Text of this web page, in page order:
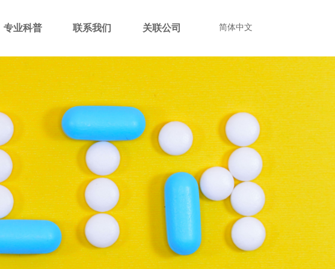
专业科普 联系我们 关联公司 简体中文